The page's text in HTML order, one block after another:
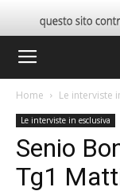
Home Le interviste
Le interviste in esclusiva
Senio
Tg1